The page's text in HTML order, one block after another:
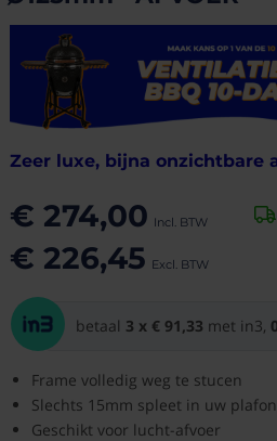
Zeer luxe, bijna onzichtbare
€ 274,00
€ 226,45
betaal 3 x € 91,33 met in3,
Frame volledig weg te stucen
Slechts 15mm spleet in uw
Geschikt voor lucht-afvoer